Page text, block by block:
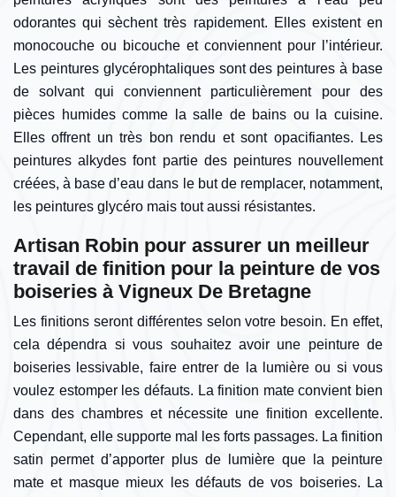
odorantes qui sèchent très rapidement. Elles existent en
monocouche ou bicouche et conviennent pour l’intérieur.
Les peintures glycérophtaliques sont des peintures à base
de solvant qui conviennent particulièrement pour des
pièces humides comme la salle de bains ou la cuisine.
Elles offrent un très bon rendu et sont opacifiantes. Les
peintures alkydes font partie des peintures nouvellement
créées, à base d’eau dans le but de remplacer, notamment,
les peintures glycéro mais tout aussi résistantes.
Artisan Robin pour assurer un meilleur
travail de finition pour la peinture de vos
boiseries à Vigneux De Bretagne
Les finitions seront différentes selon votre besoin. En effet,
cela dépendra si vous souhaitez avoir une peinture de
boiseries lessivable, faire entrer de la lumière ou si vous
voulez estomper les défauts. La finition mate convient bien
dans des chambres et nécessite une finition excellente.
Cependant, elle supporte mal les forts passages. La finition
satin permet d’apporter plus de lumière que la peinture
mate et masque mieux les défauts de vos boiseries. La